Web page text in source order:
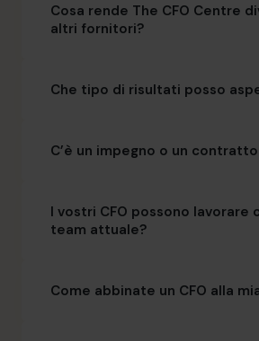
Cosa rende The CFO Centre
altri fornitori?
Che tipo di risultati posso
C’è un impegno o un
I vostri CFO possono lavorare
team attuale?
Come abbinate un CFO alla